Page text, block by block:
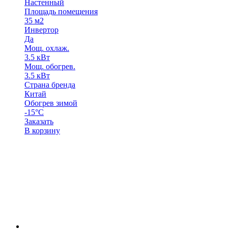
Настенный
Площадь помещения
35 м2
Инвертор
Да
Мощ. охлаж.
3.5 кВт
Мощ. обогрев.
3.5 кВт
Страна бренда
Китай
Обогрев зимой
-15°С
Заказать
В корзину